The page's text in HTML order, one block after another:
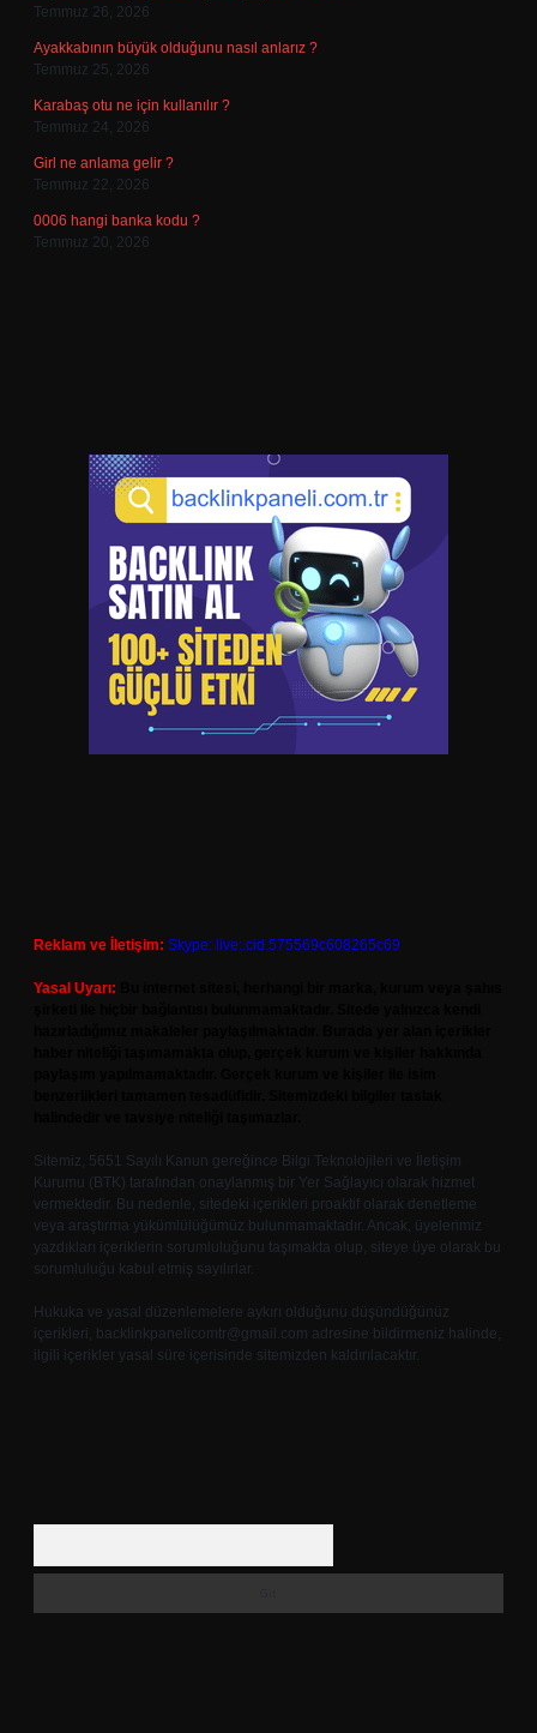
Temmuz 26, 2026
Ayakkabının büyük olduğunu nasıl anlarız ?
Temmuz 25, 2026
Karabaş otu ne için kullanılır ?
Temmuz 24, 2026
Girl ne anlama gelir ?
Temmuz 22, 2026
0006 hangi banka kodu ?
Temmuz 20, 2026
Reklam ve İletişim: Skype: live:.cid.575569c608265c69
Yasal Uyarı:
Sitemiz, 5651 Sayılı Kanun gereğince Bilgi Teknolojileri ve İletişim
Kurumu (BTK) tarafından onaylanmış bir Yer Sağlayıcı olarak hizmet
vermektedir. Bu nedenle, sitedeki içerikleri proaktif olarak denetleme
veya araştırma yükümlülüğümüz bulunmamaktadır. Ancak, üyelerimiz
yazdıkları içeriklerin sorumluluğunu taşımakta olup, siteye üye olarak bu
sorumluluğu kabul etmiş sayılırlar.
Hukuka ve yasal düzenlemelere aykırı olduğunu düşündüğünüz
içerikleri, backlinkpanelicomtr@gmail.com adresine bildirmeniz halinde,
ilgili içerikler yasal süre içerisinde sitemizden kaldırılacaktır.